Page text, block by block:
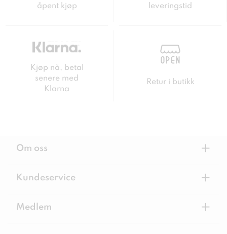
åpent kjøp
leveringstid
Kjøp nå, betal
senere med
Klarna
Retur i butikk
Om oss +
Kundeservice +
Medlem +